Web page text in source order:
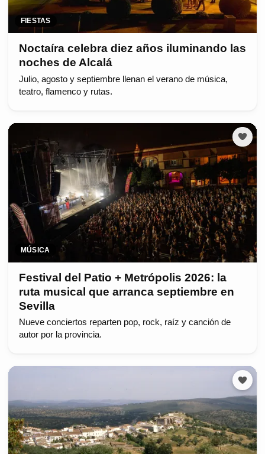
FIESTAS
Noctaíra celebra diez años iluminando las
noches de Alcalá
Julio, agosto y septiembre llenan el verano de música,
teatro, flamenco y rutas.
MÚSICA
Festival del Patio + Metrópolis 2026: la
ruta musical que arranca septiembre en
Sevilla
Nueve conciertos reparten pop, rock, raíz y canción de
autor por la provincia.